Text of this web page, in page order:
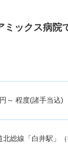
ミックス病院
～ 程度(諸手当込)
北総線「白井駅」（